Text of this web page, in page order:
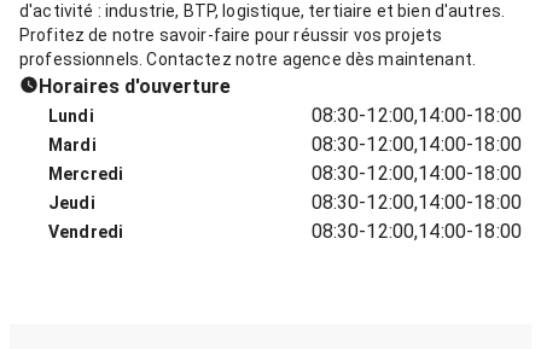
d'activité : industrie, BTP, logistique, tertiaire et bien d'autres.
Profitez de notre savoir-faire pour réussir vos projets
professionnels. Contactez notre agence dès maintenant.
Horaires d'ouverture
Lundi 08:30-12:00,14:00-18:00
Mardi 08:30-12:00,14:00-18:00
Mercredi 08:30-12:00,14:00-18:00
Jeudi 08:30-12:00,14:00-18:00
Vendredi 08:30-12:00,14:00-18:00